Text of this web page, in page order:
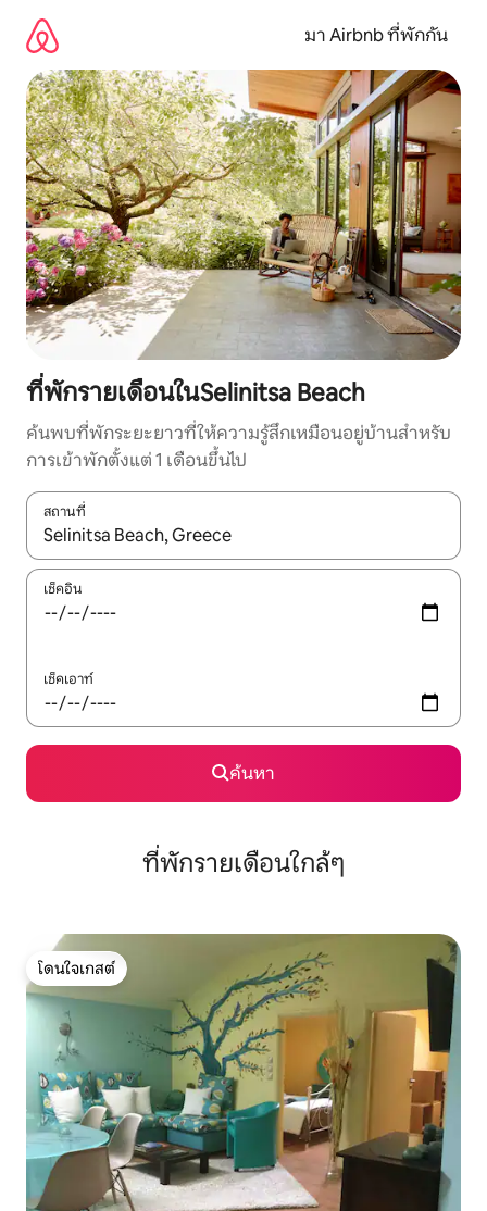
เนื้อหา
มา Airbnb ที่พักกัน
ที่พักรายเดือนในSelinitsa Beach
ค้นพบที่พักระยะยาวที่ให้ความรู้สึกเหมือนอยู่บ้านสำหรับ
การเข้าพักตั้งแต่ 1 เดือนขึ้นไป
สถานที่
ใช้ลูกศรขึ้นลง หรือใช้การสัมผัสหรือปัด เพื่อสำรวจผลการค้นหา
เช็คอิน
เช็คเอาท์
ค้นหา
ที่พักรายเดือนใกล้ๆ
โดนใจเกสต์
โดนใจเกสต์